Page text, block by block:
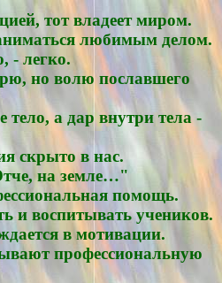
тот владеет миром.
любимым делом.
- легко.
но волю пославшего
тело, а дар внутри тела -
скрыто в нас.
на земле…"
помощь.
и воспитывать учеников.
в мотивации.
профессиональную